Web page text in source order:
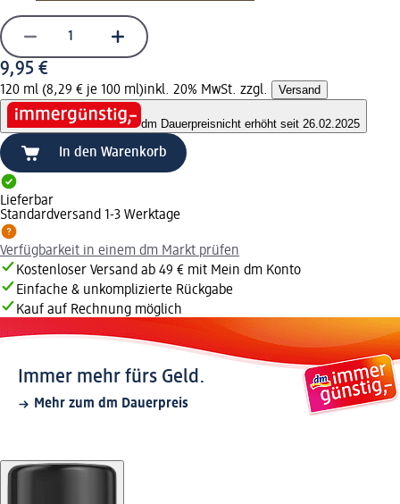
9,95 €
120 ml (8,29 € je 100 ml)inkl. 20% MwSt. zzgl. Versand
dm Dauerpreisnicht erhöht seit 26.02.2025
In den Warenkorb
Lieferbar
Standardversand 1-3 Werktage
Verfügbarkeit in einem dm Markt prüfen
Kostenloser Versand ab 49 € mit Mein dm Konto
Einfache & unkomplizierte Rückgabe
Kauf auf Rechnung möglich
Immer mehr fürs Geld.
Mehr zum dm Dauerpreis